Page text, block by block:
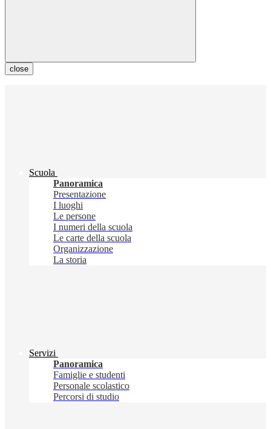
close
Scuola
Panoramica
Presentazione
I luoghi
Le persone
I numeri della scuola
Le carte della scuola
Organizzazione
La storia
Servizi
Panoramica
Famiglie e studenti
Personale scolastico
Percorsi di studio